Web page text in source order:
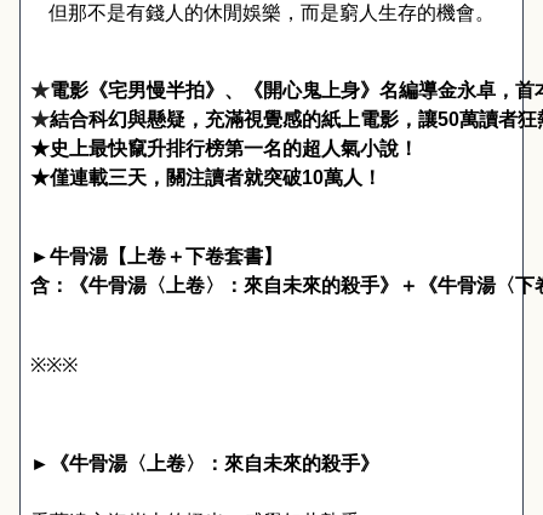
但那不是有錢人的休閒娛樂，而是窮人生存的機會。
★電影《宅男慢半拍》、《開心鬼上身》名編導金永卓，首
★結合科幻與懸疑，充滿視覺感的紙上電影，讓50萬讀者狂
★史上最快竄升排行榜第一名的超人氣小說！
★僅連載三天，關注讀者就突破10萬人！
►牛骨湯【上卷＋下卷套書】
含：
《牛骨湯〈上卷〉：來自未來的殺手》＋《牛骨湯〈
※※※
► 《牛骨湯〈上卷〉：來自未來的殺手》